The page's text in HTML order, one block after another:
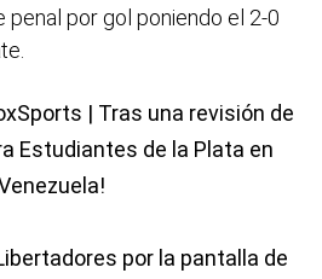
penal por gol poniendo el 2-0
| Tras una revisión de
Estudiantes de la Plata en
por la pantalla de